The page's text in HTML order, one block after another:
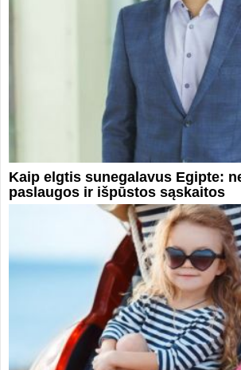
Kaip elgtis sunegalavus Egipte:
paslaugos ir išpūstos sąskaitos